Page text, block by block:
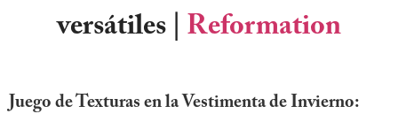
versátiles | Reformation
Juego de Texturas en la Vestimenta de Invierno: